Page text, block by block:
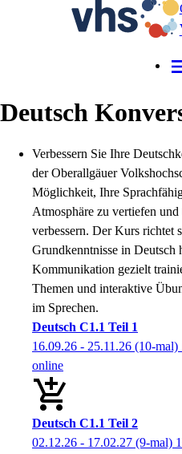
Deutsch
Verbessern Sie Ihre
der Oberallgäuer
Möglichkeit, Ihre
Atmosphäre zu vertiefen
verbessern. Der Kurs richtet
Grundkenntnisse in Deutsch
Kommunikation gezielt
Themen und interaktive
im Sprechen.
Deutsch C1.1 Teil 1
16.09.26 - 25.11.26 (10-mal)
online
Deutsch C1.1 Teil 2
02.12.26 - 17.02.27 (9-mal)